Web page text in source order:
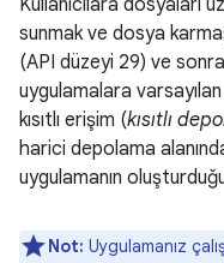
Kullanıcılara dosyaları
sunmak ve dosya
(API düzeyi 29) ve
uygulamalara
kısıtlı erişim (kısıtlı
harici depolama
uygulamanın
Not: Uygulamanız